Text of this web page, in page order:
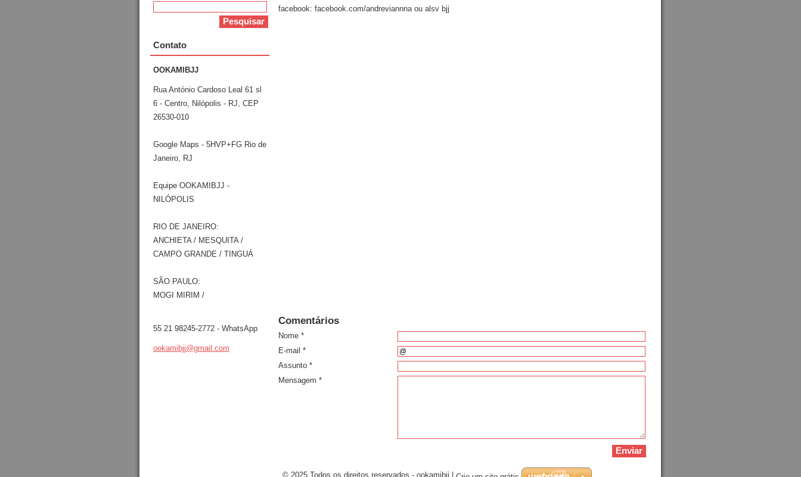
facebook: facebook.com/andreviannna ou alsv bjj
Comentários
Nome *
E-mail *
Assunto *
Mensagem *
Contato
OOKAMIBJJ
Rua António Cardoso Leal 61 sl
6 - Centro, Nilópolis - RJ, CEP
26530-010
Google Maps - 5HVP+FG Rio de
Janeiro, RJ
Equipe OOKAMIBJJ -
NILÓPOLIS
RIO DE JANEIRO:
ANCHIETA / MESQUITA /
CAMPO GRANDE / TINGUÁ
SÃO PAULO:
MOGI MIRIM /
55 21 98245-2772 - WhatsApp
ookamibjj@gmail.com
© 2025 Todos os direitos reservados - ookamibjj